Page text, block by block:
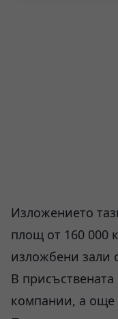
Изложението
площ от 160 000
изложбени зали
В присъствената
компании, а още